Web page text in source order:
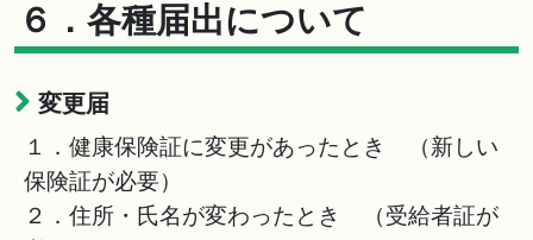
６．各種届出について
変更届
１．健康保険証に変更があったとき （新しい
保険証が必要）
２．住所・氏名が変わったとき （受給者証が